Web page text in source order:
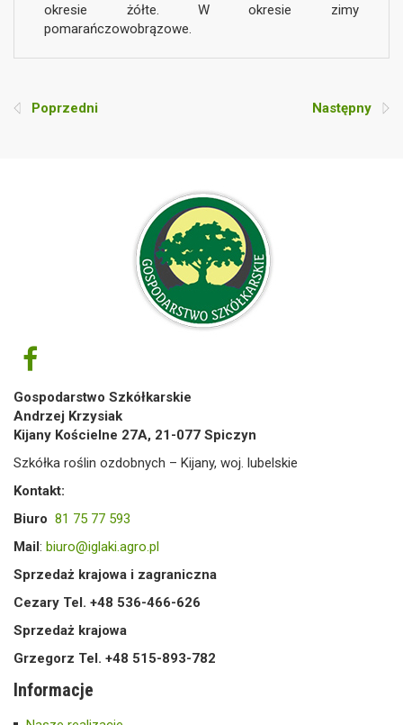
okresie żółte. W okresie zimy
pomarańczowobrązowe.
Poprzedni Następny
Gospodarstwo Szkółkarskie
Andrzej Krzysiak
Kijany Kościelne 27A, 21-077 Spiczyn
Szkółka roślin ozdobnych – Kijany, woj. lubelskie
Kontakt:
Biuro 81 75 77 593
Mail: biuro@iglaki.agro.pl
Sprzedaż krajowa i zagraniczna
Cezary Tel. +48 536-466-626
Sprzedaż krajowa
Grzegorz Tel. +48 515-893-782
Informacje